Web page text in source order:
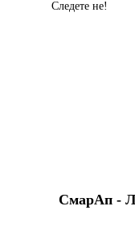
Следете не!
СмарАп -